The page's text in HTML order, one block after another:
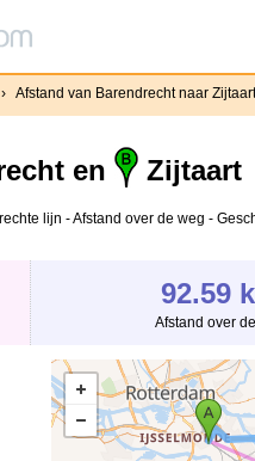
› Afstand van Barendrecht naar Zijtaart
en Zijtaart
lijn - Afstand over de weg -
92.59
Afstand over